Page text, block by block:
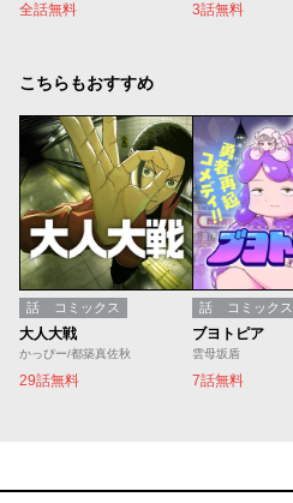
全話無料 3話無料
こちらもおすすめ
話 コミックス
大人大戦
かっぴー/都築真佐秋
29話無料
話 コミックス
ブヨトピア
雲母坂盾
7話無料